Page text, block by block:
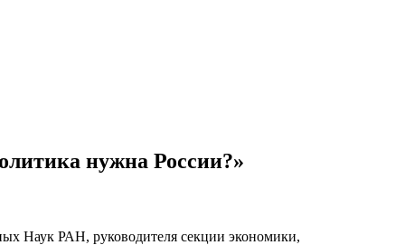
нужна России?»
Наук РАН, руководителя секции экономики,